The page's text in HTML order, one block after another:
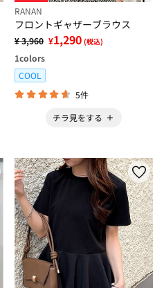
RANAN
フロントギャザーブラウス
¥ 3,960 ¥1,290 (税込)
1colors
COOL
5件
チラ見をする